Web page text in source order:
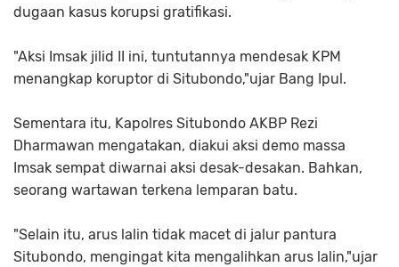
dugaan kasus korupsi gratifikasi.
"Aksi Imsak jilid II ini, tuntutannya mendesak KPM
menangkap koruptor di Situbondo,"ujar Bang Ipul.
Sementara itu, Kapolres Situbondo AKBP Rezi
Dharmawan mengatakan, diakui aksi demo massa
Imsak sempat diwarnai aksi desak-desakan. Bahkan,
seorang wartawan terkena lemparan batu.
"Selain itu, arus lalin tidak macet di jalur pantura
Situbondo, mengingat kita mengalihkan arus lalin,"ujar